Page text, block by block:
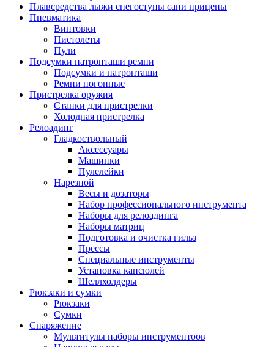
Плавсредства лыжи снегоступы сани прицепы
Пневматика
Винтовки
Пистолеты
Пули
Подсумки патронташи ремни
Подсумки и патронташи
Ремни погонные
Пристрелка оружия
Станки для пристрелки
Холодная пристрелка
Релоадинг
Гладкоствольный
Аксессуары
Машинки
Пулелейки
Нарезной
Весы и дозаторы
Набор профессионального инструмента
Наборы для релоадинга
Наборы матриц
Подготовка и очистка гильз
Прессы
Специальные инструменты
Установка капсюлей
Шеллхолдеры
Рюкзаки и сумки
Рюкзаки
Сумки
Снаряжение
Мультитулы наборы инструментоов